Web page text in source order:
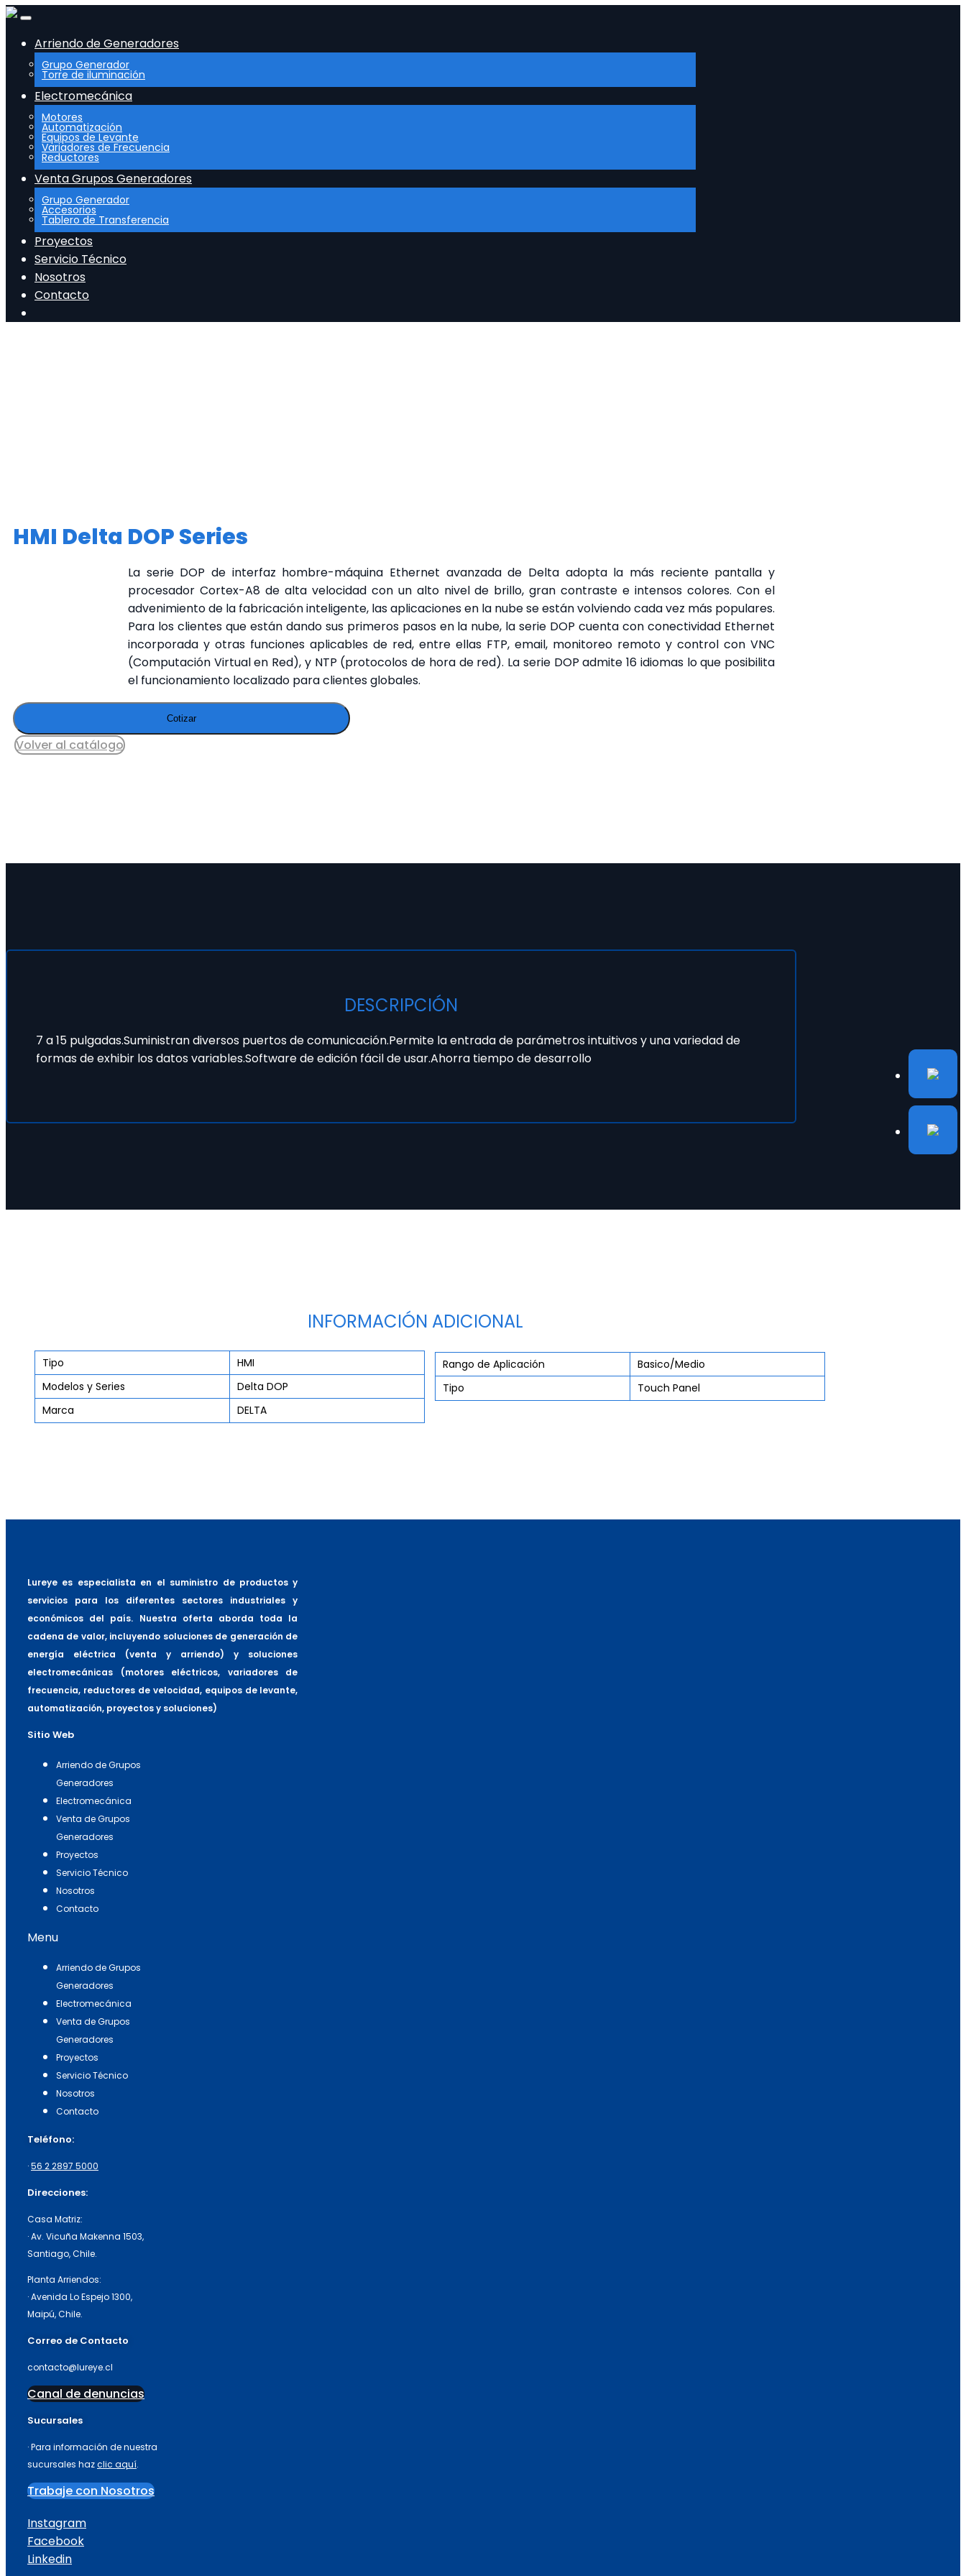
Arriendo de Generadores
Grupo Generador
Torre de iluminación
Electromecánica
Motores
Automatización
Equipos de Levante
Variadores de Frecuencia
Reductores
Venta Grupos Generadores
Grupo Generador
Accesorios
Tablero de Transferencia
Proyectos
Servicio Técnico
Nosotros
Contacto
HMI Delta DOP Series
La serie DOP de interfaz hombre-máquina Ethernet avanzada de Delta adopta la más reciente pantalla y
procesador Cortex-A8 de alta velocidad con un alto nivel de brillo, gran contraste e intensos colores. Con el
advenimiento de la fabricación inteligente, las aplicaciones en la nube se están volviendo cada vez más populares.
Para los clientes que están dando sus primeros pasos en la nube, la serie DOP cuenta con conectividad Ethernet
incorporada y otras funciones aplicables de red, entre ellas FTP, email, monitoreo remoto y control con VNC
(Computación Virtual en Red), y NTP (protocolos de hora de red). La serie DOP admite 16 idiomas lo que posibilita
el funcionamiento localizado para clientes globales.
Cotizar
Volver al catálogo
DESCRIPCIÓN
7 a 15 pulgadas.Suministran diversos puertos de comunicación.Permite la entrada de parámetros intuitivos y una variedad de
formas de exhibir los datos variables.Software de edición fácil de usar.Ahorra tiempo de desarrollo
INFORMACIÓN ADICIONAL
Tipo
HMI
Modelos y Series
Delta DOP
Marca
DELTA
Rango de Aplicación
Basico/Medio
Tipo
Touch Panel
Lureye es especialista en el suministro de productos y
servicios para los diferentes sectores industriales y
económicos del país. Nuestra oferta aborda toda la
cadena de valor, incluyendo soluciones de generación de
energía eléctrica (venta y arriendo) y soluciones
electromecánicas (motores eléctricos, variadores de
frecuencia, reductores de velocidad, equipos de levante,
automatización, proyectos y soluciones)
Sitio Web
Arriendo de Grupos
Generadores
Electromecánica
Venta de Grupos
Generadores
Proyectos
Servicio Técnico
Nosotros
Contacto
Menu
Arriendo de Grupos
Generadores
Electromecánica
Venta de Grupos
Generadores
Proyectos
Servicio Técnico
Nosotros
Contacto
Teléfono:
·56 2 2897 5000
Direcciones:
Casa Matriz:
· Av. Vicuña Makenna 1503,
Santiago, Chile.
Planta Arriendos:
· Avenida Lo Espejo 1300,
Maipú, Chile.
Correo de Contacto
contacto@lureye.cl
Canal de denuncias
Sucursales
· Para información de nuestra
sucursales hazclic aquí.
Trabaje con Nosotros
Instagram
Facebook
Linkedin